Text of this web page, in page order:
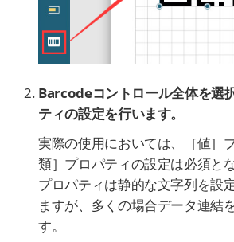
Barcodeコントロール全体を選
ティの設定を行います。
実際の使用においては、［値］
類］プロパティの設定は必須と
プロパティは静的な文字列を設
ますが、多くの場合データ連結
す。